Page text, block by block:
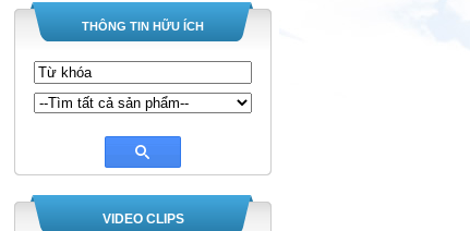
THÔNG TIN HỮU ÍCH
VIDEO CLIPS